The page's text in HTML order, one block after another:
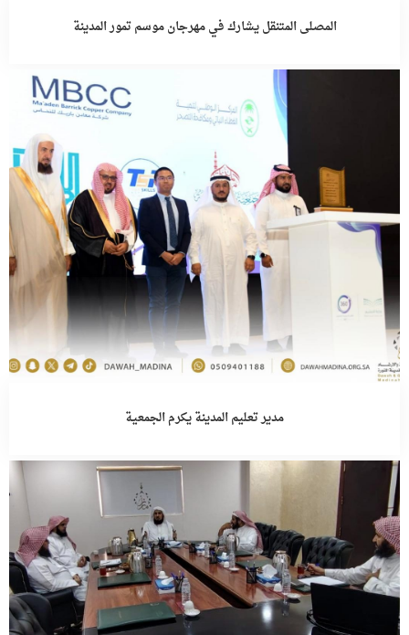
المصلى المتنقل يشارك في مهرجان موسم تمور المدينة
مدير تعليم المدينة يكرم الجمعية